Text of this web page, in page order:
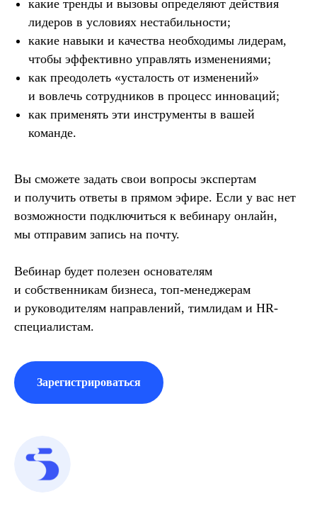
какие тренды и вызовы определяют действия
лидеров в условиях нестабильности;
какие навыки и качества необходимы лидерам,
чтобы эффективно управлять изменениями;
как преодолеть «усталость от изменений»
и вовлечь сотрудников в процесс инноваций;
как применять эти инструменты в вашей
команде.
Вы сможете задать свои вопросы экспертам
и получить ответы в прямом эфире. Если у вас нет
возможности подключиться к вебинару онлайн,
мы отправим запись на почту.
Вебинар будет полезен основателям
и собственникам бизнеса, топ-менеджерам
и руководителям направлений, тимлидам и HR-
специалистам.
Зарегистрироваться